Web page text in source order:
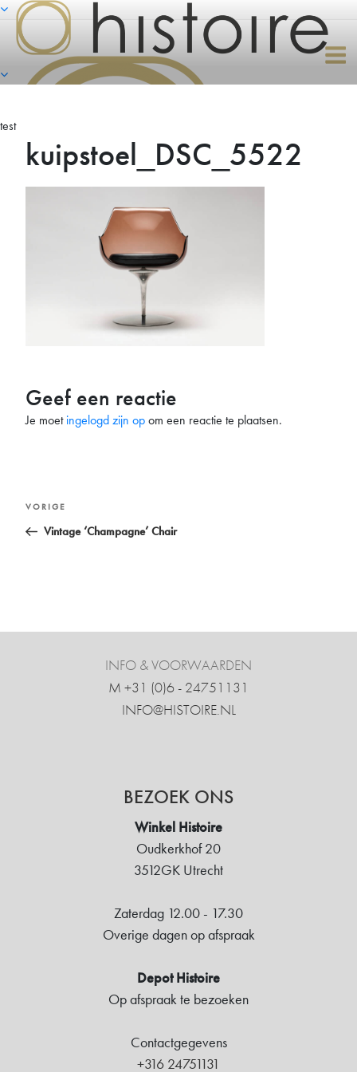
Naar
inhoud
springen
test
kuipstoel_DSC_5522
Geef een reactie
Je moetingelogd zijn opom een reactie te plaatsen.
Bericht
navigatie
Vorig
bericht
VORIGE
Vintage ‘Champagne’ Chair
INFO & VOORWAARDEN
M +31 ‍(0)6 - 24751131
INFO@HISTOIRE.NL
BEZOEK ONS
Winkel Histoire
Oudkerkhof 20
3512GK Utrecht
Zaterdag 12.00 - 17.30
Overige dagen op afspraak
Depot Histoire
Op afspraak te bezoeken
Contactgegevens
+316 24751131